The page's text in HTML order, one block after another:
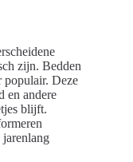
zijn. Bedden
populair. Deze
en andere
blijft.
jarenlang